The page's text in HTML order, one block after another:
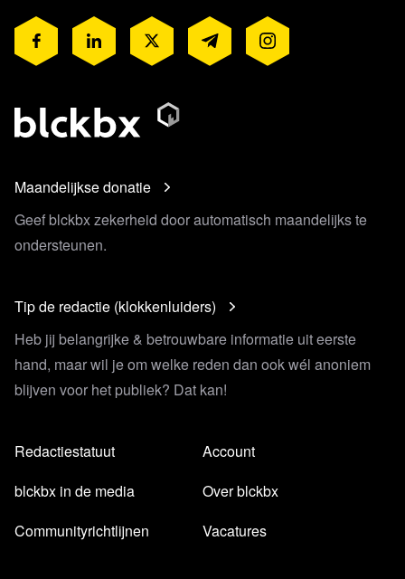
Maandelijkse donatie
Geef blckbx zekerheid door automatisch maandelijks te
ondersteunen.
Tip de redactie (klokkenluiders)
Heb jij belangrijke & betrouwbare informatie uit eerste
hand, maar wil je om welke reden dan ook wél anoniem
blijven voor het publiek? Dat kan!
Redactiestatuut
blckbx in de media
Communityrichtlijnen
Account
Over blckbx
Vacatures